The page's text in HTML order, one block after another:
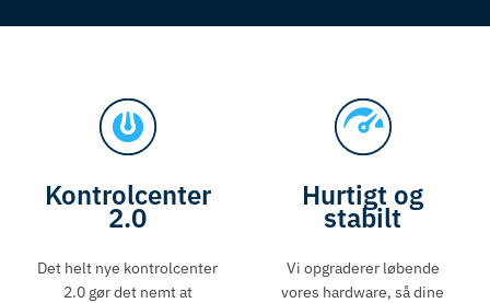
Kontrolcenter
2.0
Det helt nye kontrolcenter
2.0 gør det nemt at
Hurtigt og
stabilt
Vi opgraderer løbende
vores hardware, så dine